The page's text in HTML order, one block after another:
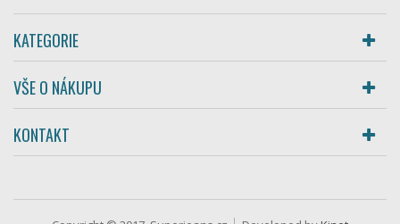
KATEGORIE
VŠE O NÁKUPU
KONTAKT